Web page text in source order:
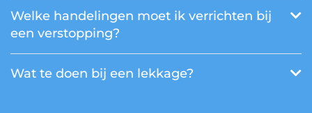
Welke handelingen moet ik verrichten bij
een verstopping?
Wat te doen bij een lekkage?